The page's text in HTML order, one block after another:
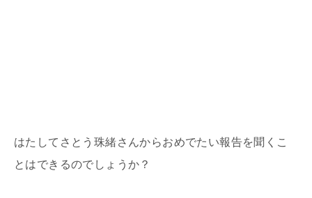
はたしてさとう珠緒さんからおめでたい報告を聞くこ
とはできるのでしょうか？